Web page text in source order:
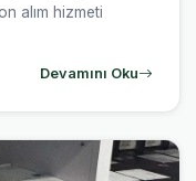
alım hizmeti
Devamını Oku